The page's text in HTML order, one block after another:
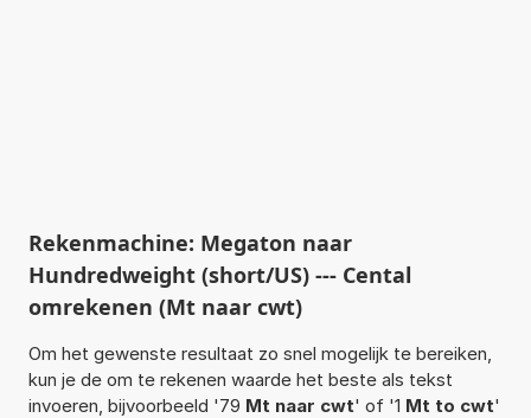
Rekenmachine: Megaton naar
Hundredweight (short/US) --- Cental
omrekenen (Mt naar cwt)
Om het gewenste resultaat zo snel mogelijk te bereiken,
kun je de om te rekenen waarde het beste als tekst
invoeren, bijvoorbeeld '79 Mt naar cwt' of '1 Mt to cwt'